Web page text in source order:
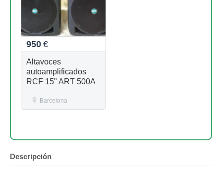
950 €
Altavoces
autoamplificados
RCF 15" ART 500A
Barcelona
Descripción